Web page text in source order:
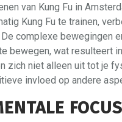
van Kung Fu in
Kung Fu te trainen,
complexe bewegingen
bewegen, wat resulteert
zich niet alleen uit tot je
invloed op andere